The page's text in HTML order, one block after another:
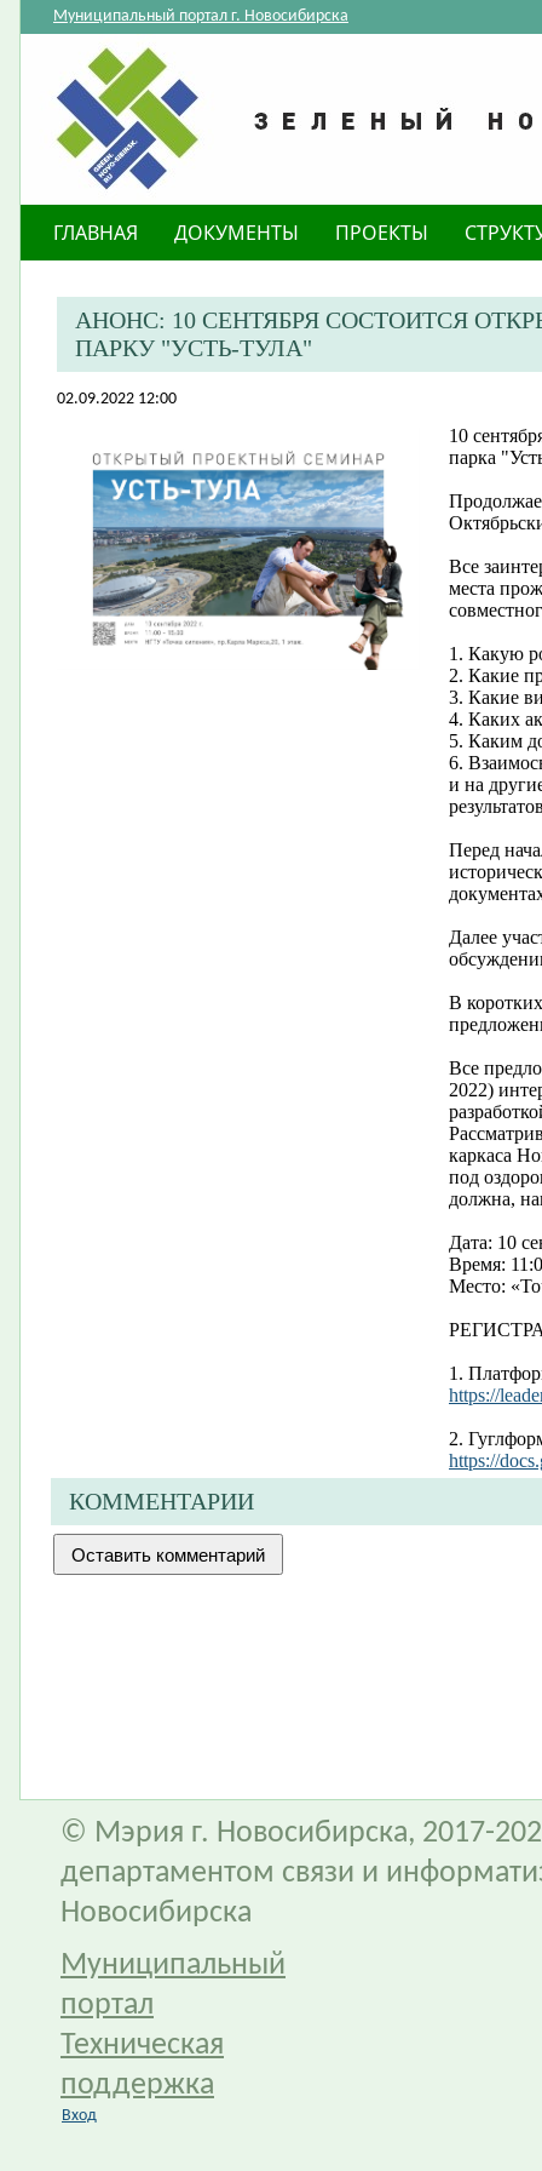
Муниципальный портал г. Новосибирска
ГЛАВНАЯ ДОКУМЕНТЫ ПРОЕКТЫ
АНОНС: 10 СЕНТЯБРЯ СОСТОИТСЯ
ПАРКУ "УСТЬ-ТУЛА"
02.09.2022 12:00
10
парка
Все
места
1. Какую
2. Какие
3. Какие
4. Каких
5. Каким
6.
и на
Перед
Далее
В
Все
2022)
каркаса
под
должна,
Дата: 10
Время:
Место:
1.
https://
2.
https://
КОММЕНТАРИИ
© Мэрия г. Новосибирска, 2017-
департаментом связи и
Новосибирска
Муниципальный
портал
Техническая
поддержка
Вход